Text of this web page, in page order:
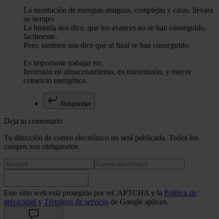
La sustitución de energias antiguas, complejas y caras, llevara
su tiempo.
La historia nos dice, que los avances no se han conseguido,
facilmente.
Pero, tambien nos dice que al final se han conseguido.
Es importante trabajar en:
Inversión en almacenamiento, en transmisión, y mayor
comercio energético.
Responder
Deja tu comentario
Tu dirección de correo electrónico no será publicada. Todos los
campos son obligatorios
Este sitio web está protegido por reCAPTCHA y la Política de
privacidad y Términos de servicio de Google aplican.